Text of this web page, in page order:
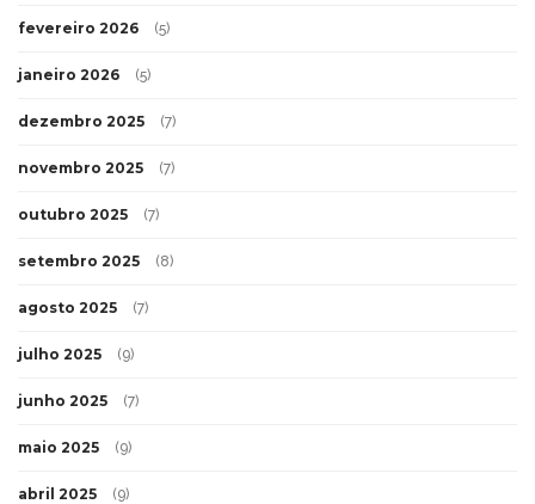
fevereiro 2026 (5)
janeiro 2026 (5)
dezembro 2025 (7)
novembro 2025 (7)
outubro 2025 (7)
setembro 2025 (8)
agosto 2025 (7)
julho 2025 (9)
junho 2025 (7)
maio 2025 (9)
abril 2025 (9)